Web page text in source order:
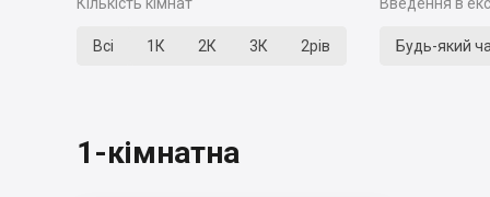
Всі 1К 2К 3К 2рів Будь-який
1-кімнатна